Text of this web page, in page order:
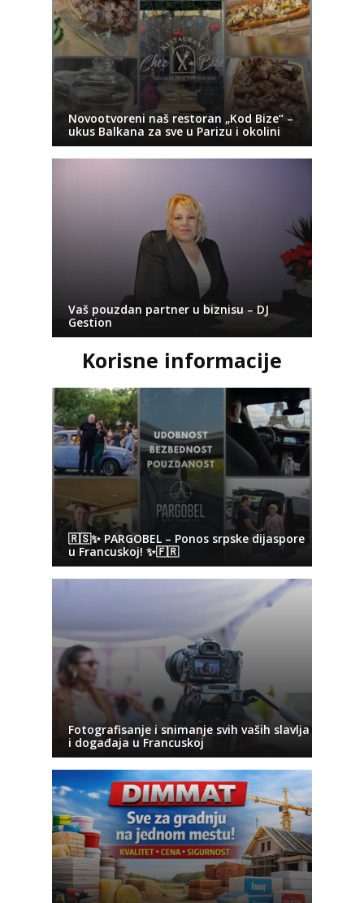
Novootvoreni naš restoran „Kod Bize“ –
ukus Balkana za sve u Parizu i okolini
Vaš pouzdan partner u biznisu – DJ
Gestion
Korisne informacije
🇷🇸✨ PARGOBEL – Ponos srpske dijaspore
u Francuskoj! ✨🇫🇷
Fotografisanje i snimanje svih vaših slavlja
i događaja u Francuskoj